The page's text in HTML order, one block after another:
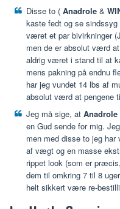
Disse to ( Anadrole &
kaste fedt og se
været et par bivirkninger
men de er absolut værd
aldrig været i stand til at
mens pakning på endnu
har jeg vundet 14 lbs af
absolut værd at pengene
Jeg må sige, at Anadrole
en Gud sende for mig.
men med disse to jeg
af vægt og en masse
rippet look (som er
dem til omkring 7 til 8
helt sikkert være re-